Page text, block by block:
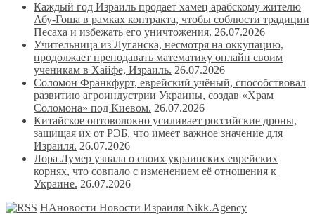
Каждый год Израиль продает хамец арабскому жителю
Абу-Гоша в рамках контракта, чтобы соблюсти традиции
Песаха и избежать его уничтожения. 26.07.2026
Учительница из Луганска, несмотря на оккупацию,
продолжает преподавать математику онлайн своим
ученикам в Хайфе, Израиль. 26.07.2026
Соломон Франкфурт, еврейский учёный, способствовал
развитию агроиндустрии Украины, создав «Храм
Соломона» под Киевом. 26.07.2026
Китайское оптоволокно усиливает российские дроны,
защищая их от РЭБ, что имеет важное значение для
Израиля. 26.07.2026
Лора Лумер узнала о своих украинских еврейских
корнях, что совпало с изменением её отношения к
Украине. 26.07.2026
НАновости Новости Израиля Nikk.Agency